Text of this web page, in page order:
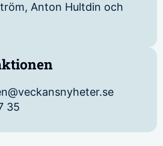
Anton Hultdin och
35